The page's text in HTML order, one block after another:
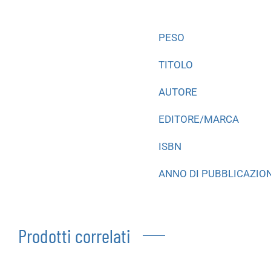
PESO
TITOLO
AUTORE
EDITORE/MARCA
ISBN
ANNO DI
Prodotti correlati